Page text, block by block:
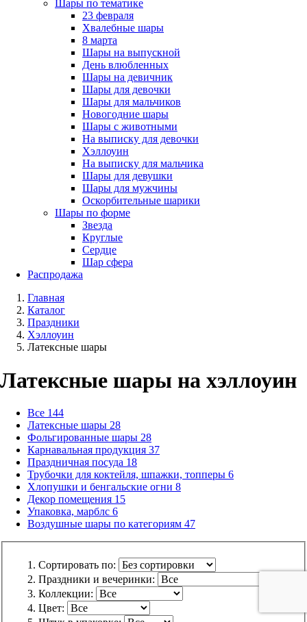
Шары по тематике
23 февраля
Хвалебные шары
8 марта
Шары на выпускной
День влюбленных
Шары на девичник
Шары для девочки
Шары для мальчиков
Новогодние шары
Шары с животными
На выписку для девочки
Хэллоуин
На выписку для мальчика
Шары для девушки
Шары для мужчины
Оскорбительные шарики
Шары по форме
Звезда
Круглые
Сердце
Шар сфера
Распродажа
Главная
Каталог
Праздники
Хэллоуин
Латексные шары
Латексные шары на хэллоуин
Все 144
Латексные шары 28
Фольгированные шары 28
Карнавальная продукция 37
Праздничная посуда 18
Трубочки для коктейля, шпажки, топперы 6
Хлопушки и бенгальские огни 8
Декор помещения 15
Упаковка, марблс 6
Воздушные шары по категориям 47
Сортировать по:
Праздники и вечеринки:
Коллекции:
Цвет: